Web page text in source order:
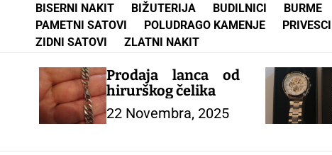
BISERNI NAKIT BIŽUTERIJA BUDILNICI BURME
PAMETNI SATOVI
POLUDRAGO KAMENJE PRIVESCI
ZIDNI SATOVI
ZLATNI NAKIT
Prodaja lanca od
hirurškog čelika
22 Novembra, 2025